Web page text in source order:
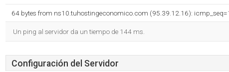
64 bytes from ns10.tuhostingeconomico.com (95.39.12.16):
Un ping al servidor da un tiempo de 144 ms.
Configuración del Servidor